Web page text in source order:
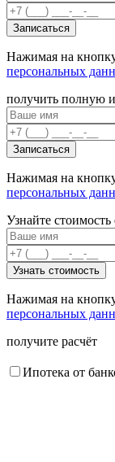
Нажимая на кнопку
персональных
получить полную
Нажимая на кнопку
персональных
Узнайте стоимость
Нажимая на кнопку
персональных
получите расчёт
Ипотека от